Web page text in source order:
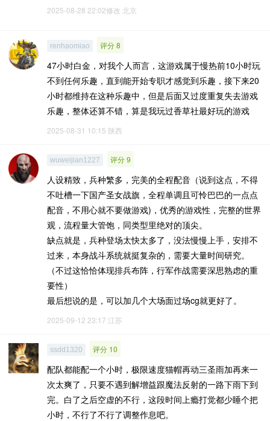
2025-08-28 22:02修改 北京
renhaomiao 评分 8
47小时白金，对我个人而言，这游戏属于慢热前10小时玩
不到任何乐趣，直到能开始专职才感觉到乐趣，接下来20
小时都维持在这种乐趣中，但是后面又过度重复失去游戏
乐趣，整体还算不错，算是我玩过香草社最好玩的游戏
2025-08-31 10:15 陕西
wuweijian1227 评分 9
人设精致，兵种繁多，完美的全程配音（说到这点，不得
不吐槽一下国产圣女战旗，全程单调且可怜巴巴的一点点
配音，不用心就不要做游戏)，优秀的游戏性，完整的世界
观，流程量大管饱，同类型里绝对的顶尖。
缺点就是，兵种登场太快太多了，没法慢慢上手，安排不
过来，本身战斗系统就挺复杂的，需要大量时间研究。
（不过这恰恰体现排兵布阵，行军作战需要深思熟虑的重
要性）
最后想说的是，可以加几个大场面过场cg就更好了。
2025-09-12 23:17 江苏
ssdd1320 评分 10
配队都能配一个小时，极限速度猫帽再动三圣雨加再来一
次太爽了，只要不遇到解增益跟魔法反射的一路下雨下到
完。白了之后空虚的不行，这段时间上瘾打觉都少睡个把
小时，不行了不行了调整作息吧。